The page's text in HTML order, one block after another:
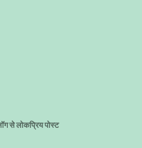
से लोकप्रिय पोस्ट